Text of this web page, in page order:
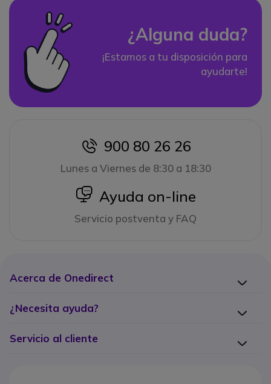
¿Alguna duda?
¡Estamos a tu disposición para
ayudarte!
icon
900 80 26 26
Lunes a Viernes de 8:30 a 18:30
icon
Ayuda on-line
Servicio postventa y FAQ
Acerca de Onedirect
¿Necesita ayuda?
Servicio al cliente